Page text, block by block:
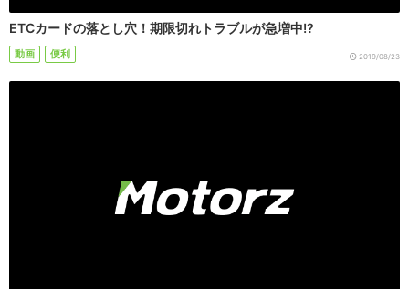
ETCカードの落とし穴！期限切れトラブルが急増中!?
動画 便利 2019/08/23